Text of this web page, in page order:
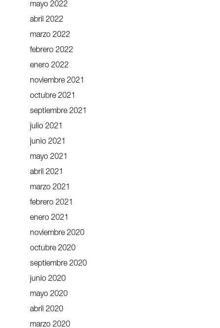
mayo 2022
abril 2022
marzo 2022
febrero 2022
enero 2022
noviembre 2021
octubre 2021
septiembre 2021
julio 2021
junio 2021
mayo 2021
abril 2021
marzo 2021
febrero 2021
enero 2021
noviembre 2020
octubre 2020
septiembre 2020
junio 2020
mayo 2020
abril 2020
marzo 2020